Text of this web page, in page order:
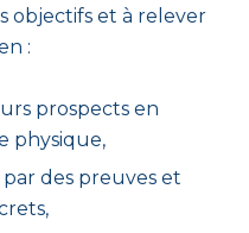
objectifs et à relever
:
prospects en
physique,
des preuves et